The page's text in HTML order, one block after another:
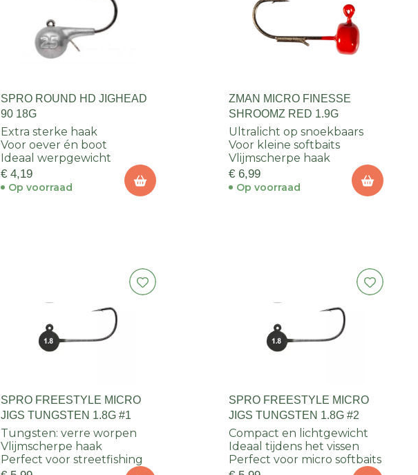
SPRO ROUND HD JIGHEAD
90 18G
Extra sterke haak
Voor oever én boot
Ideaal werpgewicht
€ 4,19
Op voorraad
ZMAN MICRO FINESSE
SHROOMZ RED 1.9G
Ultralicht op snoekbaars
Voor kleine softbaits
Vlijmscherpe haak
€ 6,99
Op voorraad
SPRO FREESTYLE MICRO
JIGS TUNGSTEN 1.8G #1
Tungsten: verre worpen
Vlijmscherpe haak
Perfect voor streetfishing
SPRO FREESTYLE MICRO
JIGS TUNGSTEN 1.8G #2
Compact en lichtgewicht
Ideaal tijdens het vissen
Perfect voor micro softbaits